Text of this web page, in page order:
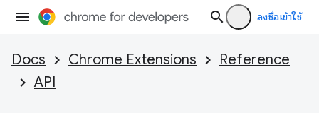
ลงชื่อเข้าใช้
Docs Chrome Extensions
Reference
API